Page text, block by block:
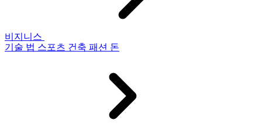
비지니스
기술 법 스포츠 건축 패션 돈